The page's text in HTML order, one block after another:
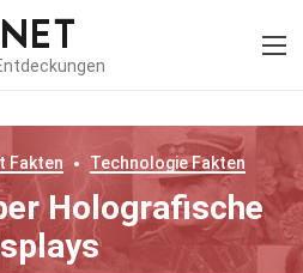
Fakten TechnologieFakten
Holografische